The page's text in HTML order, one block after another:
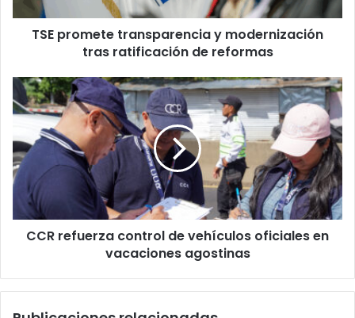
reformas
TSE promete transparencia y modernización
tras ratificación de reformas
CCR
refuerza
control
vehículos
oficiales
en
vacaciones
agostinas
CCR refuerza control de vehículos oficiales en
vacaciones agostinas